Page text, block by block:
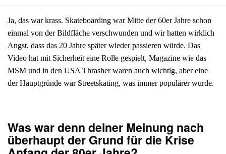
Ja, das war krass. Skateboarding war Mitte der 60er Jahre schon
einmal von der Bildfläche verschwunden und wir hatten wirklich
Angst, dass das 20 Jahre später wieder passieren würde. Das
Video hat mit Sicherheit eine Rolle gespielt, Magazine wie das
MSM und in den USA Thrasher waren auch wichtig, aber eine
der Hauptgründe war Streetskating, was immer populärer wurde.
Was war denn deiner Meinung nach
überhaupt der Grund für die Krise